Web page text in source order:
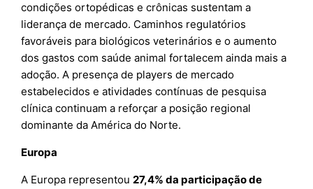
condições ortopédicas e crônicas sustentam a
liderança de mercado. Caminhos regulatórios
favoráveis para biológicos veterinários e o aumento
dos gastos com saúde animal fortalecem ainda mais a
adoção. A presença de players de mercado
estabelecidos e atividades contínuas de pesquisa
clínica continuam a reforçar a posição regional
dominante da América do Norte.
Europa
A Europa representou27,4% da participação de